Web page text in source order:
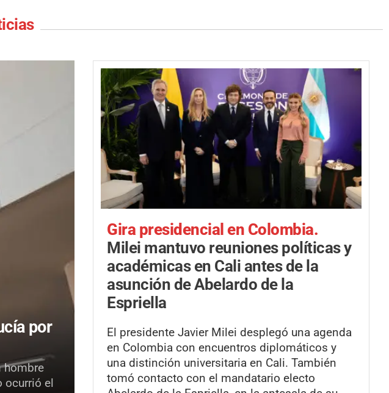
por
hombre
ocurrió el
Gira presidencial en Colombia.
Milei mantuvo reuniones políticas y
académicas en Cali antes de la
asunción de Abelardo de la
Espriella
El presidente Javier Milei desplegó una agenda
en Colombia con encuentros diplomáticos y
una distinción universitaria en Cali. También
tomó contacto con el mandatario electo